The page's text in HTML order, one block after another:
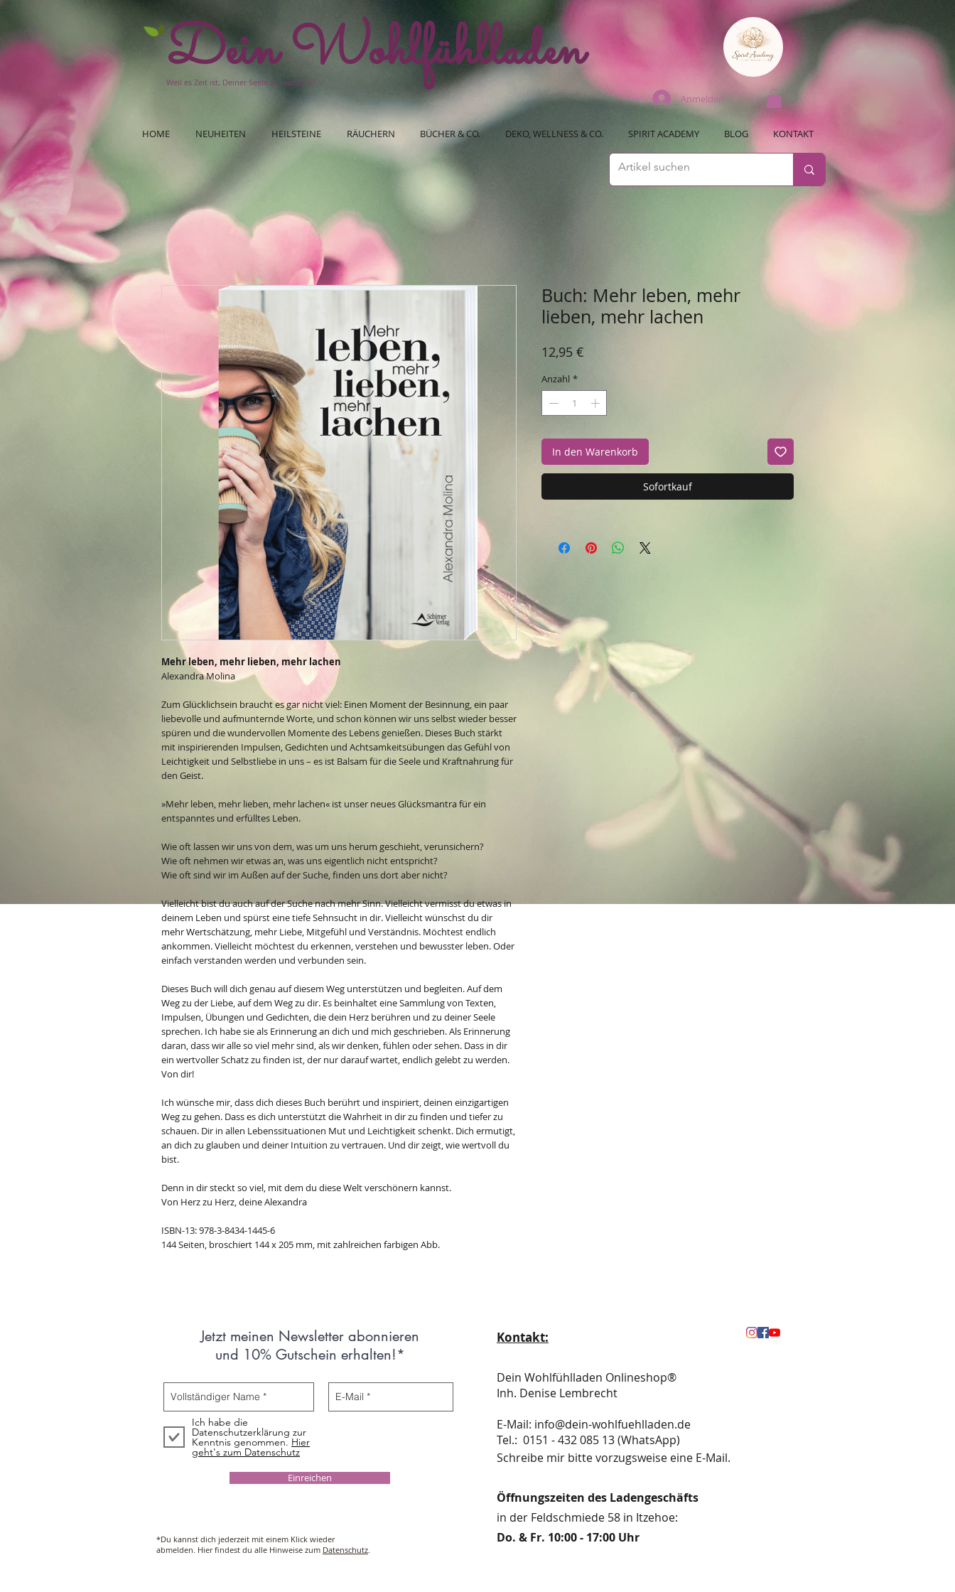
Dein Wohlfühlladen
Weil es Zeit ist, Deiner Seele zu lauschen!
Anmelden
HOME NEUHEITEN HEILSTEINE RÄUCHERN BÜCHER & CO. DEKO, WELLNESS & CO. SPIRIT ACADEMY BLOG KONTAKT
Mehr leben, mehr lieben, mehr lachen
Alexandra Molina
Zum Glücklichsein braucht es gar nicht viel: Einen Moment der Besinnung, ein paar
liebevolle und aufmunternde Worte, und schon können wir uns selbst wieder besser
spüren und die wundervollen Momente des Lebens genießen. Dieses Buch stärkt
mit inspirierenden Impulsen, Gedichten und Achtsamkeitsübungen das Gefühl von
Leichtigkeit und Selbstliebe in uns – es ist Balsam für die Seele und Kraftnahrung für
den Geist.
»Mehr leben, mehr lieben, mehr lachen« ist unser neues Glücksmantra für ein
entspanntes und erfülltes Leben.
Wie oft lassen wir uns von dem, was um uns herum geschieht, verunsichern?
Wie oft nehmen wir etwas an, was uns eigentlich nicht entspricht?
Wie oft sind wir im Außen auf der Suche, finden uns dort aber nicht?
Vielleicht bist du auch auf der Suche nach mehr Sinn. Vielleicht vermisst du etwas in
deinem Leben und spürst eine tiefe Sehnsucht in dir. Vielleicht wünschst du dir
mehr Wertschätzung, mehr Liebe, Mitgefühl und Verständnis. Möchtest endlich
ankommen. Vielleicht möchtest du erkennen, verstehen und bewusster leben. Oder
einfach verstanden werden und verbunden sein.
Dieses Buch will dich genau auf diesem Weg unterstützen und begleiten. Auf dem
Weg zu der Liebe, auf dem Weg zu dir. Es beinhaltet eine Sammlung von Texten,
Impulsen, Übungen und Gedichten, die dein Herz berühren und zu deiner Seele
sprechen. Ich habe sie als Erinnerung an dich und mich geschrieben. Als Erinnerung
daran, dass wir alle so viel mehr sind, als wir denken, fühlen oder sehen. Dass in dir
ein wertvoller Schatz zu finden ist, der nur darauf wartet, endlich gelebt zu werden.
Von dir!
Ich wünsche mir, dass dich dieses Buch berührt und inspiriert, deinen einzigartigen
Weg zu gehen. Dass es dich unterstützt die Wahrheit in dir zu finden und tiefer zu
schauen. Dir in allen Lebenssituationen Mut und Leichtigkeit schenkt. Dich ermutigt,
an dich zu glauben und deiner Intuition zu vertrauen. Und dir zeigt, wie wertvoll du
bist.
Denn in dir steckt so viel, mit dem du diese Welt verschönern kannst.
Von Herz zu Herz, deine Alexandra
ISBN-13: 978-3-8434-1445-6
144 Seiten, broschiert 144 x 205 mm, mit zahlreichen farbigen Abb.
Buch: Mehr leben, mehr
lieben, mehr lachen
12,95 €
Anzahl *
In den Warenkorb
Sofortkauf
Jetzt meinen Newsletter abonnieren
und 10% Gutschein erhalten!*
Ich habe die
Datenschutzerklärung zur
Kenntnis genommen. Hier
geht's zum Datenschutz
Einreichen
*Du kannst dich jederzeit mit einem Klick wieder
abmelden. Hier findest du alle Hinweise zum Datenschutz.
Kontakt:
Dein Wohlfühlladen Onlineshop®
Inh. Denise Lembrecht
E-Mail: info@dein-wohlfuehlladen.de
​​​​​​​​​​​​​​​​​​​​Tel.: 0151 - 432 085 13 (WhatsApp)
Schreibe mir bitte vorzugsweise eine E-Mail.
Öffnungszeiten des Ladengeschäfts
in der Feldschmiede 58 in Itzehoe:
Do. & Fr. 10:00 - 17:00 Uhr